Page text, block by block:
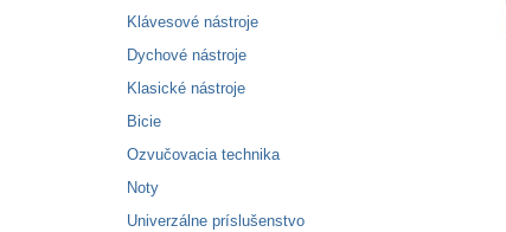
Klávesové nástroje
Dychové nástroje
Klasické nástroje
Bicie
Ozvučovacia technika
Noty
Univerzálne príslušenstvo